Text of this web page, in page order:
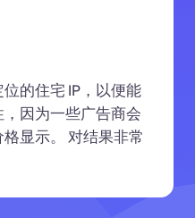
的住宅 IP，以便能
因为一些广告商会
显示。 对结果非常